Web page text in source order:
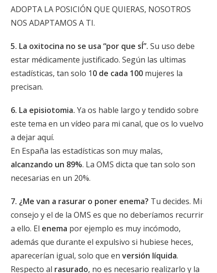
ADOPTA LA POSICIÓN QUE QUIERAS, NOSOTROS
NOS ADAPTAMOS A TI.
5. La oxitocina no se usa “por que sÍ”. Su uso debe
estar médicamente justificado. Según las ultimas
estadísticas, tan solo 10 de cada 100 mujeres la
precisan.
6. La episiotomia. Ya os hable largo y tendido sobre
este tema en un vídeo para mi canal, que os lo vuelvo
a dejaraquí.
En España las estadísticas son muy malas,
alcanzando un 89%. La OMS dicta que tan solo son
necesarias en un 20%.
7. ¿Me van a rasurar o poner enema? Tu decides. Mi
consejo y el de la OMS es que no deberíamos recurrir
a ello. El enema por ejemplo es muy incómodo,
además que durante el expulsivo si hubiese heces,
aparecerían igual, solo que enversión líquida.
Respecto al rasurado, no es necesario realizarlo y la